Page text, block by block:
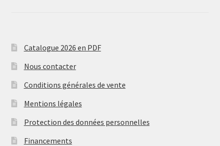
Catalogue 2026 en PDF
Nous contacter
Conditions générales de vente
Mentions légales
Protection des données personnelles
Financements